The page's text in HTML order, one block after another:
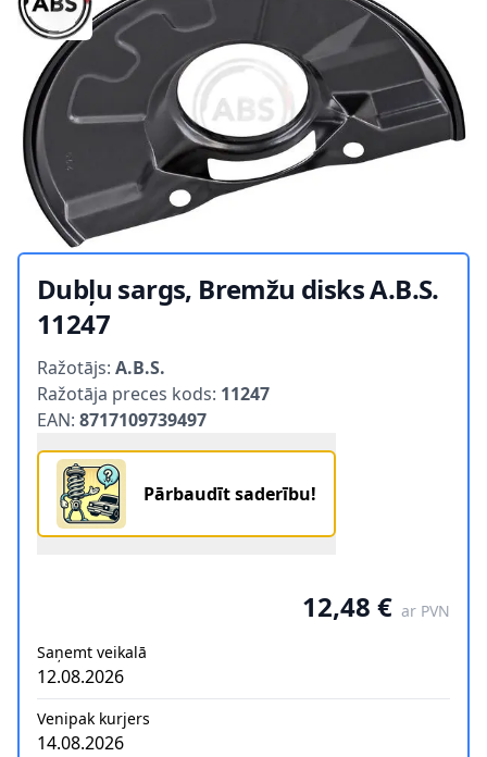
Dubļu sargs, Bremžu disks A.B.S.
11247
Ražotājs: A.B.S.
Ražotāja preces kods: 11247
EAN: 8717109739497
Pārbaudīt saderību!
12,48 € ar PVN
Saņemt veikalā
12.08.2026
Venipak kurjers
14.08.2026